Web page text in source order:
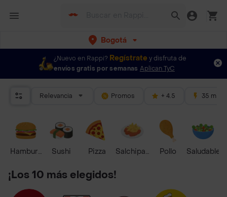
Bogotá
¿Nuevo en Rappi? Regístrate y disfruta de
envíos gratis por semanas Aplican TyC
Relevancia Promos + 4.5 35 mins
HamburguesaSushi Pizza Salchipapas Pollo Saludable
¡Los 10 más elegidos!